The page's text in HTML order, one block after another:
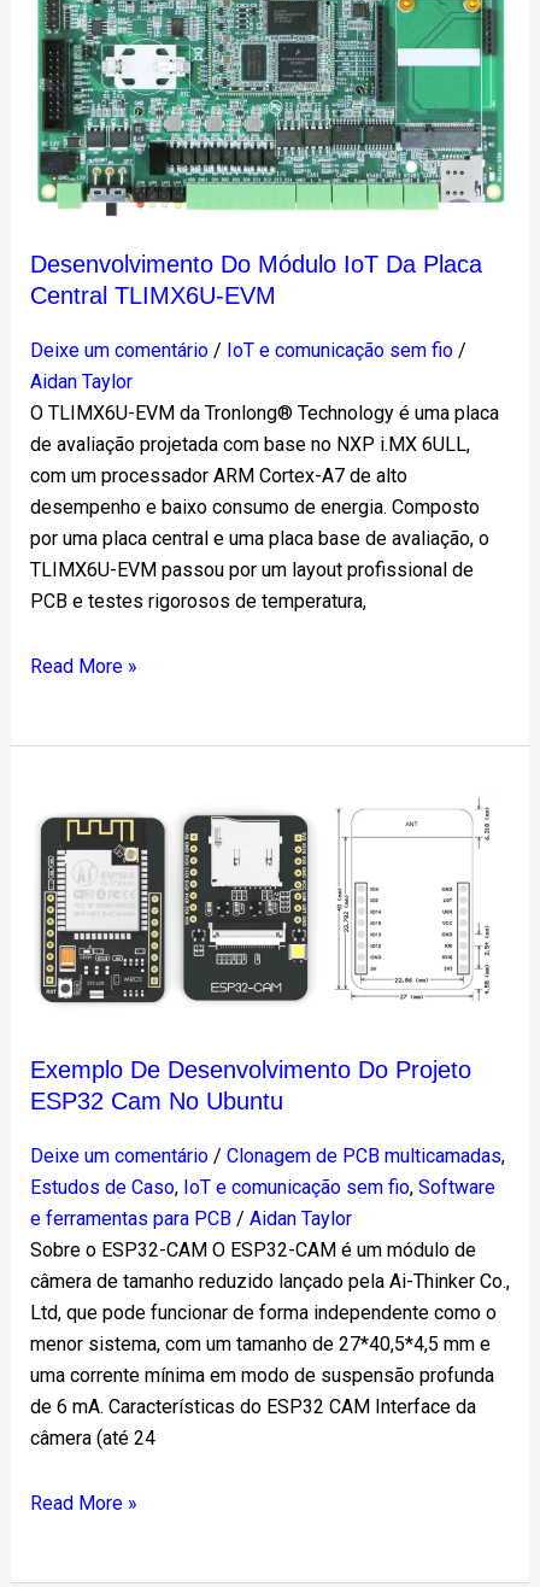
Desenvolvimento Do Módulo IoT Da Placa
Central TLIMX6U-EVM
Deixe um comentário / IoT e comunicação sem fio/
Aidan Taylor
O TLIMX6U-EVM da Tronlong® Technology é uma placa
de avaliação projetada com base no NXP i.MX 6ULL,
com um processador ARM Cortex-A7 de alto
desempenho e baixo consumo de energia. Composto
por uma placa central e uma placa base de avaliação, o
TLIMX6U-EVM passou por um layout profissional de
PCB e testes rigorosos de temperatura,
placa
central
TLIMX6U-
EVM
Read More »
Exemplo De Desenvolvimento Do Projeto
ESP32 Cam No Ubuntu
Deixe um comentário / Clonagem de PCB multicamadas,
Estudos de Caso, IoT e comunicação sem fio, Software
e ferramentas para PCB/ Aidan Taylor
Sobre o ESP32-CAM O ESP32-CAM é um módulo de
câmera de tamanho reduzido lançado pela Ai-Thinker Co.,
Ltd, que pode funcionar de forma independente como o
menor sistema, com um tamanho de 27*40,5*4,5 mm e
uma corrente mínima em modo de suspensão profunda
de 6 mA. Características do ESP32 CAM Interface da
câmera (até 24
de
desenvolvimento
do
projeto
ESP32
Cam
no
Read More »